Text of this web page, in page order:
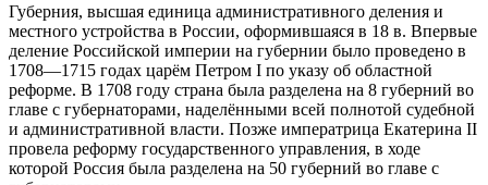
Губерния, высшая единица административного деления и
местного устройства в России, оформившаяся в 18 в. Впервые
деление Российской империи на губернии было проведено в
1708—1715 годах царём Петром I по указу об областной
реформе. В 1708 году страна была разделена на 8 губерний во
главе с губернаторами, наделёнными всей полнотой судебной
и административной власти. Позже императрица Екатерина II
провела реформу государственного управления, в ходе
которой Россия была разделена на 50 губерний во главе с